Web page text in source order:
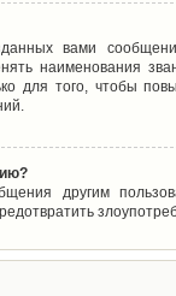
вами
наименования
для того, чтобы
другим